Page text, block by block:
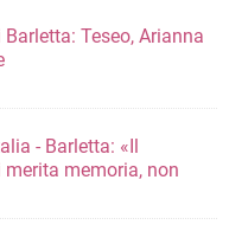
Teseo, Arianna
- Barletta: «Il
memoria, non